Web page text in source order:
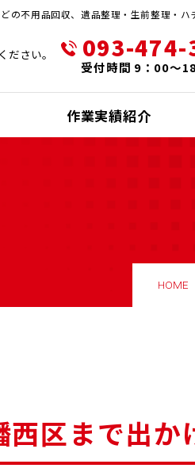
用品回収、遺品整理・生前整理・ハチ
ださい。 093-474-
受付時間 9：00～
作業実績紹介
HOME
区まで出か